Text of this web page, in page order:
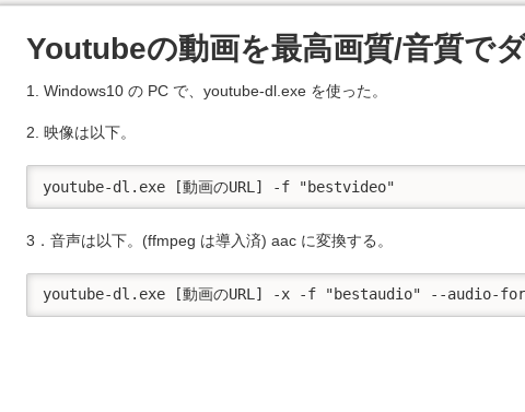
ンロード
Youtubeの動画を最高画質/音質で
1. Windows10 の PC で、youtube-dl.exe を使った。
2. 映像は以下。
youtube-dl.exe [動画のURL] -f "bestvideo"
3．音声は以下。(ffmpeg は導入済) aac に変換する。
youtube-dl.exe [動画のURL] -x -f "bestaudio" --audio-